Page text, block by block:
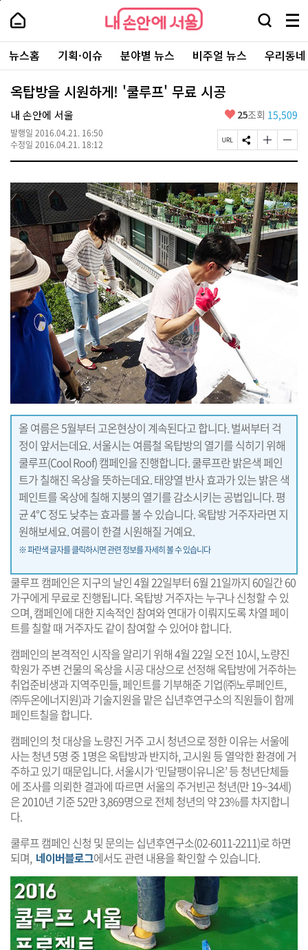
본
로
가
내
손
안
에
서
울
-
서
울
시
대
표
소
포
털
내
손
에
울
검
창
열
기
메
뉴
전
체
보
주
요
서
뉴스홈 기획·이슈 분야별 뉴스 비주얼 뉴스 우리동
옥탑방을 시원하게! '쿨루프' 무료 시공
내 손안에 서울
발행일 2016.04.21. 16:50
수정일 2016.04.21. 18:12
좋
요
25조회 15,509
페
이
U
R
L
복
사
S
N
공
유
하
기
글
자
기
크
게
변
경
하
글
자
기
작
게
변
경
하
기
올 여름은 5월부터 고온현상이 계속된다고 합니다. 벌써부터 걱
정이 앞서는데요. 서울시는 여름철 옥탑방의 열기를 식히기 위해
쿨루프(Cool Roof) 캠페인을 진행합니다. 쿨루프란 밝은색 페인
트가 칠해진 옥상을 뜻하는데요. 태양열 반사 효과가 있는 밝은 색
페인트를 옥상에 칠해 지붕의 열기를 감소시키는 공법입니다. 평
균 4℃ 정도 낮추는 효과를 볼 수 있습니다. 옥탑방 거주자라면 지
원해보세요. 여름이 한결 시원해질 거예요.
※ 파란색 글자를 클릭하시면 관련 정보를 자세히 볼 수 있습니다
쿨루프 캠페인은 지구의 날인 4월 22일부터 6월 21일까지 60일간 60
가구에게 무료로 진행됩니다. 옥탑방 거주자는 누구나 신청할 수 있
으며, 캠페인에 대한 지속적인 참여와 연대가 이뤄지도록 차열 페이
트를 칠할 때 거주자도 같이 참여할 수 있어야 합니다.
캠페인의 본격적인 시작을 알리기 위해 4월 22일 오전 10시, 노량진
학원가 주변 건물의 옥상을 시공 대상으로 선정해 옥탑방에 거주하는
취업준비생과 지역주민들, 페인트를 기부해준 기업(㈜노루페인트,
㈜두온에너지원)과 기술지원을 맡은 십년후연구소의 직원들이 함께
페인트칠을 합니다.
캠페인의 첫 대상을 노량진 거주 고시 청년으로 정한 이유는 서울에
사는 청년 5명 중 1명은 옥탑방과 반지하, 고시원 등 열악한 환경에 거
주하고 있기 때문입니다. 서울시가 ‘민달팽이유니온’ 등 청년단체들
에 조사를 의뢰한 결과에 따르면 서울의 주거빈곤 청년(만 19~34세)
은 2010년 기준 52만 3,869명으로 전체 청년의 약 23%를 차지합니
다.
쿨루프 캠페인 신청 및 문의는 십년후연구소(02-6011-2211)로 하면
되며, 네이버블로그에서도 관련 내용을 확인할 수 있습니다.
페
상
단
로